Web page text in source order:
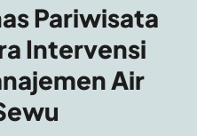
Pariwisata
Intervensi
Air